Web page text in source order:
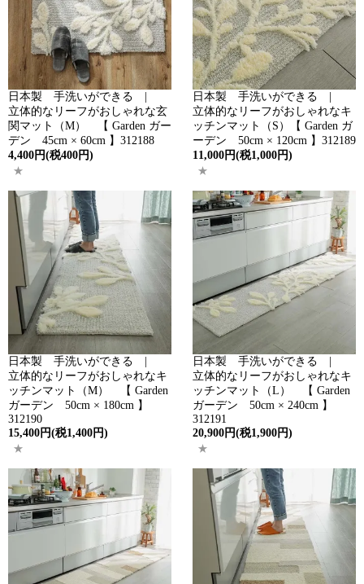
日本製 手洗いができる |
立体的なリーフがおしゃれな玄
関マット（M） 【 Garden ガー
デン 45cm × 60cm 】312188
4,400円(税400円)
日本製 手洗いができる |
立体的なリーフがおしゃれなキ
ッチンマット（S）【 Garden ガ
ーデン 50cm × 120cm 】312189
11,000円(税1,000円)
日本製 手洗いができる |
立体的なリーフがおしゃれなキ
ッチンマット（M） 【 Garden
ガーデン 50cm × 180cm 】
312190
15,400円(税1,400円)
日本製 手洗いができる |
立体的なリーフがおしゃれなキ
ッチンマット（L） 【 Garden
ガーデン 50cm × 240cm 】
312191
20,900円(税1,900円)